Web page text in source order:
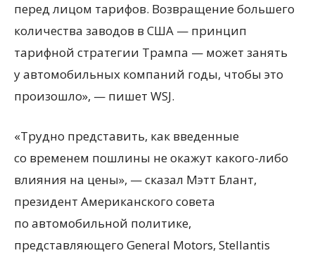
перед лицом тарифов. Возвращение большего
количества заводов в США — принцип
тарифной стратегии Трампа — может занять
у автомобильных компаний годы, чтобы это
произошло», — пишет WSJ.
«Трудно представить, как введенные
со временем пошлины не окажут какого-либо
влияния на цены», — сказал Мэтт Блант,
президент Американского совета
по автомобильной политике,
представляющего General Motors, Stellantis